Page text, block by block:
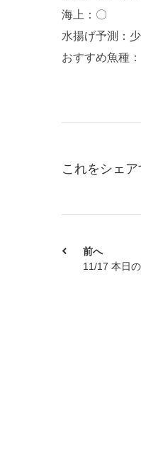
海上：〇
水揚げ予測：
おすすめ魚種
これをシェア
前へ
11/17 本日